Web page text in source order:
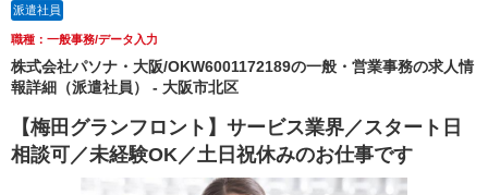
派遣社員
職種：一般事務/データ入力
株式会社パソナ・大阪/OKW6001172189の一般・営業事務の求人情
報詳細（派遣社員） - 大阪市北区
【梅田グランフロント】サービス業界／スタート日
相談可／未経験OK／土日祝休みのお仕事です